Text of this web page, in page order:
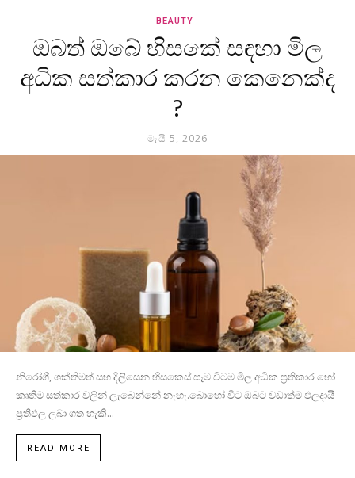
BEAUTY
ඔබත් ඔබේ හිසකේ සඳහා මිල
අධික සත්කාර කරන කෙනෙක්ද
?
මැයි 5, 2026
නිරෝගී, ශක්තිමත් සහ දිලිසෙන හිසකෙස් සෑම විටම මිල අධික ප්‍රතිකාර හෝ
කෘතිම සත්කාර වලින් ලැබෙන්නේ නැහැ.බොහෝ විට ඔබට වඩාත්ම ඵලදායී
ප්‍රතිඵල ලබා ගත හැකි...
READ MORE